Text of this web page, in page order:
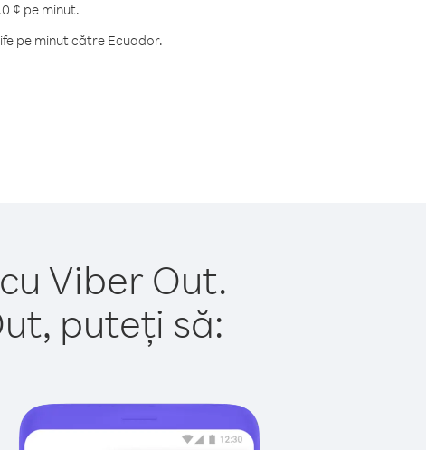
¢ pe minut.
pe minut către Ecuador.
Viber Out.
puteți să: